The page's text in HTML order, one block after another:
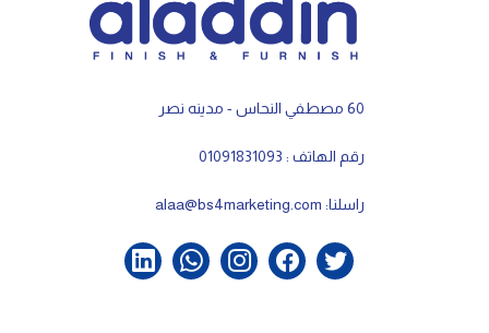
60 مصطفي النحاس - مدينه نصر
رقم الهاتف : 01091831093
راسلنا: alaa@bs4marketing.com